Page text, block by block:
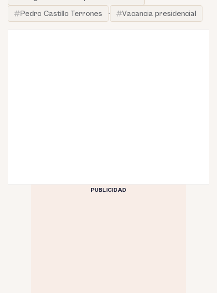
Pedro Castillo Terrones
· Vacancia presidencial
PUBLICIDAD